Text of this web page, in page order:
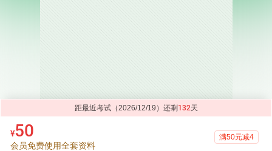
距最近考试（2026/12/19）还剩 132天
¥50
会员免费使用全套资料
满50元减4